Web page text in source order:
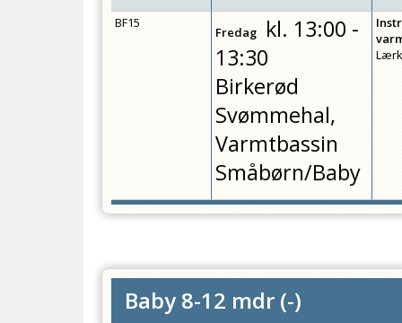
BF15
Fredag kl. 13:00 -
13:30
Birkerød
Svømmehal,
Varmtbassin
Småbørn/Baby
Baby 8-12 mdr (-)